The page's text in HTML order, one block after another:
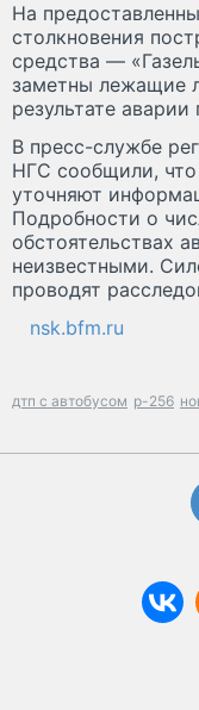
На
столкновения
средства —
заметны лежащие
результате
В пресс-службе
НГС сообщили,
уточняют
Подробности о
обстоятельствах
неизвестными.
проводят
nsk.bfm.ru
дтп с автобусом р-256